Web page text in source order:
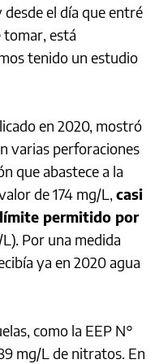
desde el día que entré
tomar, está
tenido un estudio
en 2020, mostró
varias perforaciones
que abastece a la
de 174 mg/L, casi
permitido por
Por una medida
ya en 2020 agua
como la EEP N°
mg/L de nitratos. En